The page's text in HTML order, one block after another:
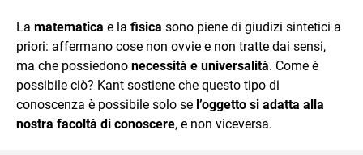
La matematica e la fisica sono piene di giudizi sintetici a
priori: affermano cose non ovvie e non tratte dai sensi,
ma che possiedono necessità e universalità. Come è
possibile ciò? Kant sostiene che questo tipo di
conoscenza è possibile solo se l’oggetto si adatta alla
nostra facoltà di conoscere, e non viceversa.